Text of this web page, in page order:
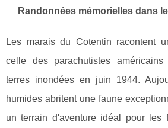
Randonnées mémorielles dans
Les marais du Cotentin racontent
celle des parachutistes
terres inondées en juin 1944.
humides abritent une faune
un terrain d'aventure idéal pour les